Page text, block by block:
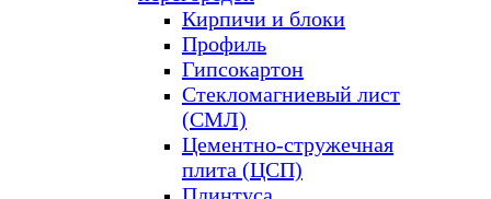
Кирпичи и блоки
Профиль
Гипсокартон
Стекломагниевый лист
(СМЛ)
Цементно-стружечная
плита (ЦСП)